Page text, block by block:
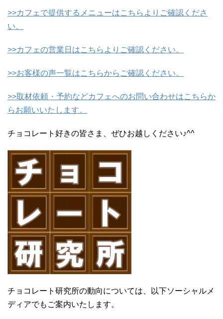
>>カフェで提供するメニューはこちらよりご確認くださ
い。
>>カフェの営業日はこちらよりご確認ください。
>>お客様の声一覧はこちらからご確認ください。
>>取材依頼・予約などカフェへのお問い合わせはこちらか
らお願いいたします。
チョコレート好きの皆さま、ぜひお越しください♪^^
チョコレート研究所の動向については、以下ソーシャルメ
ディアでもご案内いたします。